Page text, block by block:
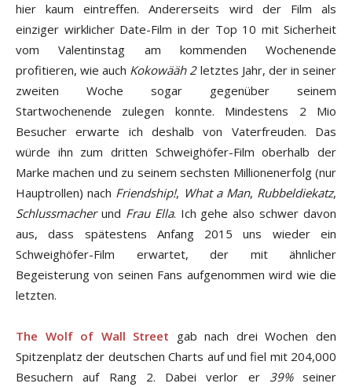
hier kaum eintreffen. Andererseits wird der Film als
einziger wirklicher Date-Film in der Top 10 mit Sicherheit
vom Valentinstag am kommenden Wochenende
profitieren, wie auch Kokowääh 2letztes Jahr, der in seiner
zweiten Woche sogar gegenüber seinem
Startwochenende zulegen konnte. Mindestens 2 Mio
Besucher erwarte ich deshalb von Vaterfreuden. Das
würde ihn zum dritten Schweighöfer-Film oberhalb der
Marke machen und zu seinem sechsten Millionenerfolg (nur
Hauptrollen) nach Friendship!, What a Man, Rubbeldiekatz,
Schlussmacherund Frau Ella. Ich gehe also schwer davon
aus, dass spätestens Anfang 2015 uns wieder ein
Schweighöfer-Film erwartet, der mit ähnlicher
Begeisterung von seinen Fans aufgenommen wird wie die
letzten.
The Wolf of Wall Street gab nach drei Wochen den
Spitzenplatz der deutschen Charts auf und fiel mit 204,000
Besuchern auf Rang 2. Dabei verlor er 39%seiner